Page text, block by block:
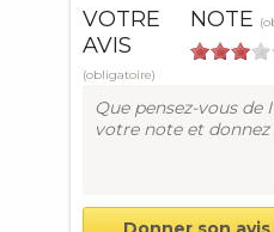
NOTE
VOTRE
AVIS
(obligatoire)